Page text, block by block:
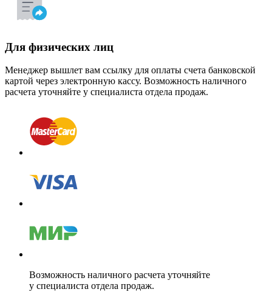
Для физических лиц
Менеджер вышлет вам ссылку для оплаты счета банковской
картой через электронную кассу. Возможность наличного
расчета уточняйте у специалиста отдела продаж.
Возможность наличного расчета уточняйте
у специалиста отдела продаж.